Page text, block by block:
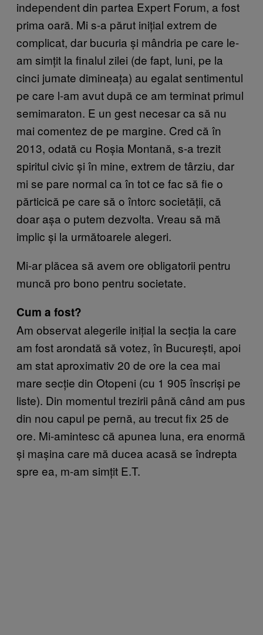
independent din partea Expert Forum, a fost
prima oară. Mi s-a părut inițial extrem de
complicat, dar bucuria și mândria pe care le-
am simțit la finalul zilei (de fapt, luni, pe la
cinci jumate dimineața) au egalat sentimentul
pe care l-am avut după ce am terminat primul
semimaraton. E un gest necesar ca să nu
mai comentez de pe margine. Cred că în
2013, odată cu Roșia Montană, s-a trezit
spiritul civic și în mine, extrem de târziu, dar
mi se pare normal ca în tot ce fac să fie o
părticică pe care să o întorc societății, că
doar așa o putem dezvolta. Vreau să mă
implic și la următoarele alegeri.
Mi-ar plăcea să avem ore obligatorii pentru
muncă pro bono pentru societate.
Cum a fost?
Am observat alegerile inițial la secția la care
am fost arondată să votez, în București, apoi
am stat aproximativ 20 de ore la cea mai
mare secție din Otopeni (cu 1 905 înscriși pe
liste). Din momentul trezirii până când am pus
din nou capul pe pernă, au trecut fix 25 de
ore. Mi-amintesc că apunea luna, era enormă
și mașina care mă ducea acasă se îndrepta
spre ea, m-am simțit E.T.